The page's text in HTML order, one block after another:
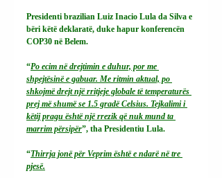
Presidenti brazilian Luiz Inacio Lula da Silva e
bëri këtë deklaratë, duke hapur konferencën
COP30 në Belem.
“Po ecim në drejtimin e duhur, por me
shpejtësinë e gabuar. Me ritmin aktual, po
shkojmë drejt një rritjeje globale të temperaturës
prej më shumë se 1.5 gradë Celsius. Tejkalimi i
këtij pragu është një rrezik që nuk mund ta
marrim përsipër”, tha Presidentiu Lula.
“Thirrja jonë për Veprim është e ndarë në tre
pjesë.